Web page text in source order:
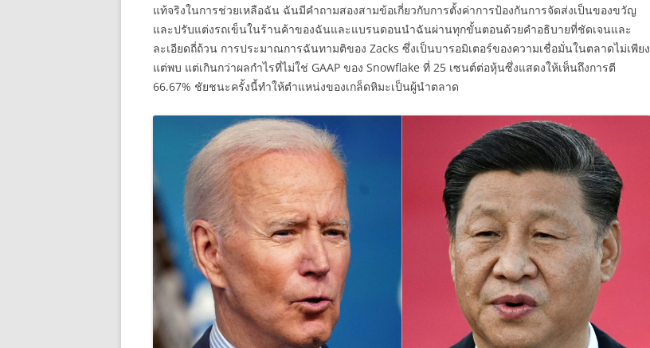
แท้จริงในการช่วยเหลือฉัน ฉันมีคำถามสองสามข้อเกี่ยวกับการตั้งค่าการป้องกันการจัดส่งเป็นของขวัญ
และปรับแต่งรถเข็นในร้านค้าของฉันและแบรนดอนนำฉันผ่านทุกขั้นตอนด้วยคำอธิบายที่ชัดเจนและ
ละเอียดถี่ถ้วน การประมาณการฉันทามติของ Zacks ซึ่งเป็นบารอมิเตอร์ของความเชื่อมั่นในตลาดไม่เพียง
แต่พบ แต่เกินกว่าผลกำไรที่ไม่ใช่ GAAP ของ Snowflake ที่ 25 เซนต์ต่อหุ้นซึ่งแสดงให้เห็นถึงการตี
66.67% ชัยชนะครั้งนี้ทำให้ตำแหน่งของเกล็ดหิมะเป็นผู้นำตลาด